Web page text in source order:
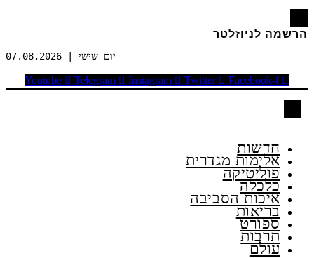
הרשמה לניוזלטר
יום שישי | 07.08.2026
Youtube Telegram Instagram Twitter Facebook-f
חדשות
אלימות מגדרית
פוליטיקה
כלכלה
איכות הסביבה
בריאות
ספורט
תרבות
עולם